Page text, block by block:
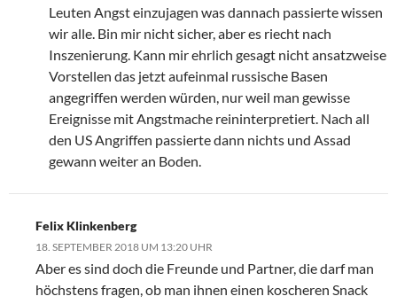
Leuten Angst einzujagen was dannach passierte wissen
wir alle. Bin mir nicht sicher, aber es riecht nach
Inszenierung. Kann mir ehrlich gesagt nicht ansatzweise
Vorstellen das jetzt aufeinmal russische Basen
angegriffen werden würden, nur weil man gewisse
Ereignisse mit Angstmache reininterpretiert. Nach all
den US Angriffen passierte dann nichts und Assad
gewann weiter an Boden.
Felix Klinkenberg
18. SEPTEMBER 2018 UM 13:20 UHR
Aber es sind doch die Freunde und Partner, die darf man
höchstens fragen, ob man ihnen einen koscheren Snack